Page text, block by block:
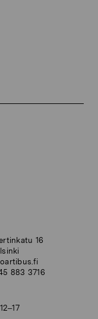
16
883 3716